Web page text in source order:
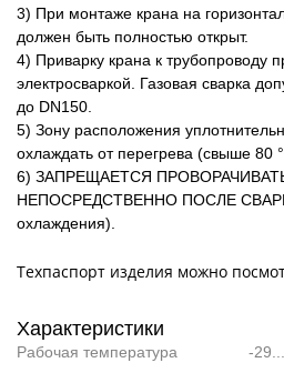
3) При монтаже крана на
должен быть полностью открыт.
4) Приварку крана к трубопроводу
электросваркой. Газовая сварка
до DN150.
5) Зону расположения
охлаждать от перегрева (свыше 80
6) ЗАПРЕЩАЕТСЯ
НЕПОСРЕДСТВЕННО ПОСЛЕ
охлаждения).
Техпаспорт изделия можно
Характеристики
Рабочая температура -